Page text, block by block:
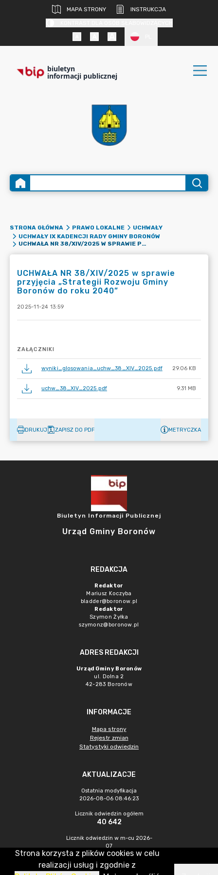
MAPA STRONY
INSTRUKCJA
biuletyn
informacji publicznej
STRONA GŁÓWNA PRAWO LOKALNE
UCHWAŁY
UCHWAŁY IX KADENCJI RADY GMINY BORONÓW
UCHWAŁA NR 38/XIV/2025 W SPRAWIE PRZYJĘCIA „STRATEGII ROZWOJU GMINY BORONÓW DO ROKU 2040”
UCHWAŁA NR 38/XIV/2025 w sprawie
przyjęcia „Strategii Rozwoju Gminy
Boronów do roku 2040”
2025-11-24 13:59
ZAŁĄCZNIKI
wyniki_glosowania_uchw_38_XIV_2025.pdf 29.06 KB
uchw_38_XIV_2025.pdf 9.31 MB
DRUKUJ ZAPISZ DO PDF METRYCZKA
Biuletyn Informacji Publicznej
Urząd Gminy Boronów
REDAKCJA
Redaktor
Mariusz Koczyba
bladder@boronow.pl
Redaktor
Szymon Żyłka
szymonz@boronow.pl
ADRES REDAKCJI
Urząd Gminy Boronów
ul. Dolna 2
42-283 Boronów
INFORMACJE
Mapa strony
Rejestr zmian
Statystyki odwiedzin
AKTUALIZACJE
Ostatnia modyfikacja
2026-08-06 08:46:23
Licznik odwiedzin ogółem
40 642
Licznik odwiedzin w m-cu 2026-
07
279
Strona korzysta z plików cookies w celu
realizacji usług i zgodnie z